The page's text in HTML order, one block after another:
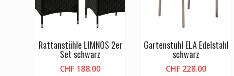
Rattanstühle LIMNOS 2er
Set schwarz
CHF 188.00
Gartenstuhl ELA Edelstahl
schwarz
CHF 228.00